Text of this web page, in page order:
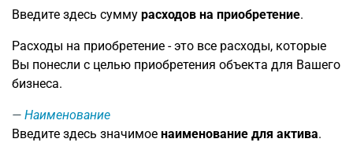
Введите здесь сумму расходов на приобретение.
Расходы на приобретение - это все расходы, которые
Вы понесли с целью приобретения объекта для Вашего
бизнеса.
Наименование
Введите здесь значимое наименование для актива.